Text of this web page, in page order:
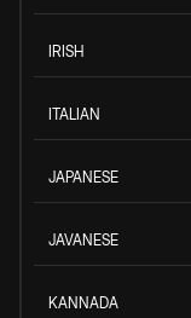
IRISH
ITALIAN
JAPANESE
JAVANESE
KANNADA